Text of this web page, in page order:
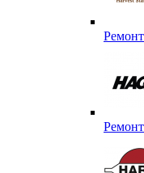
Ремонт
Ремонт